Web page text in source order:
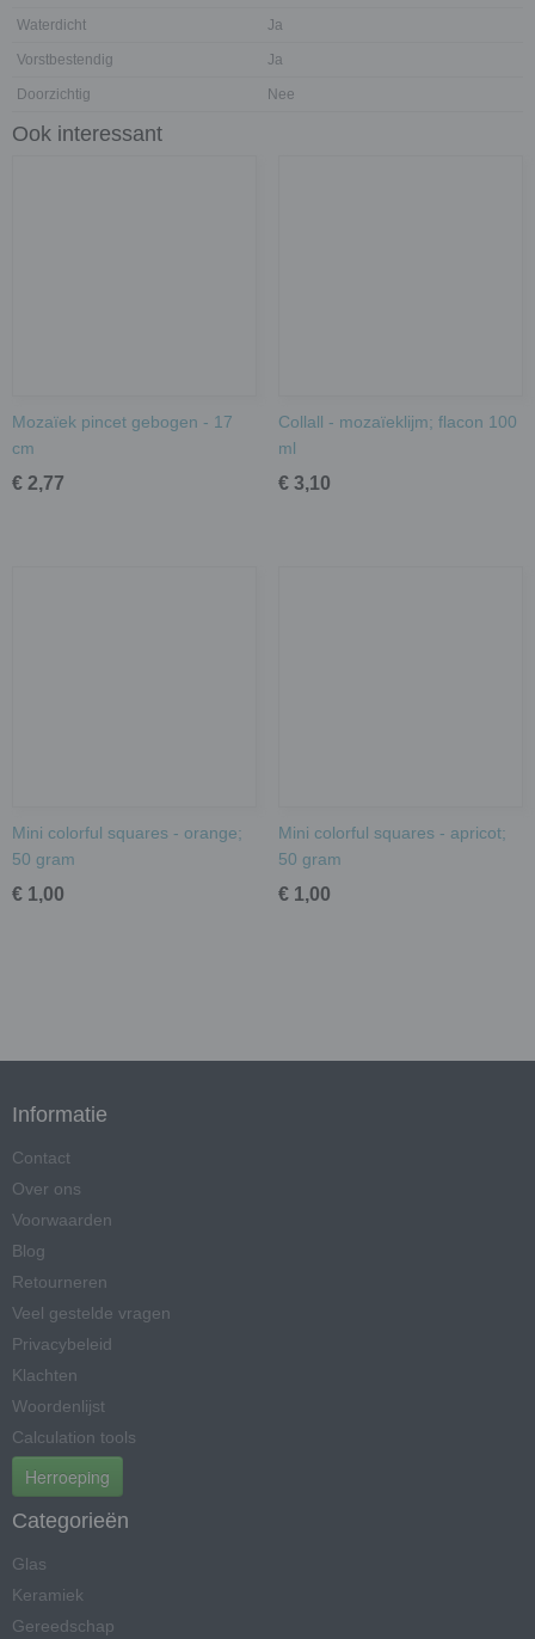
Waterdicht Ja
Vorstbestendig Ja
Doorzichtig Nee
Ook interessant
Mozaïek pincet gebogen - 17
cm
€ 2,77
Collall - mozaïeklijm; flacon 100
ml
€ 3,10
Mini colorful squares - orange;
50 gram
€ 1,00
Mini colorful squares - apricot;
50 gram
€ 1,00
Informatie
Contact
Over ons
Voorwaarden
Blog
Retourneren
Veel gestelde vragen
Privacybeleid
Klachten
Woordenlijst
Calculation tools
Herroeping
Categorieën
Glas
Keramiek
Gereedschap